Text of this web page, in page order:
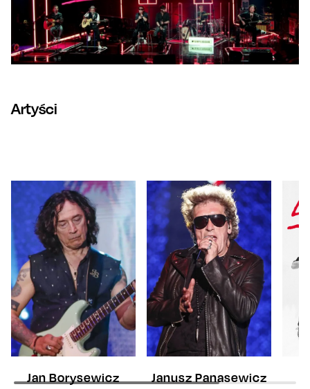
Artyści
Jan Borysewicz Janusz Panasewicz